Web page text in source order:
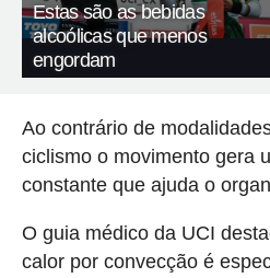
Estas são as bebidas
alcoólicas que menos
engordam
Ao contrário de
ciclismo o movimento gera
constante que ajuda o
O guia médico da UCI
calor por convecção é